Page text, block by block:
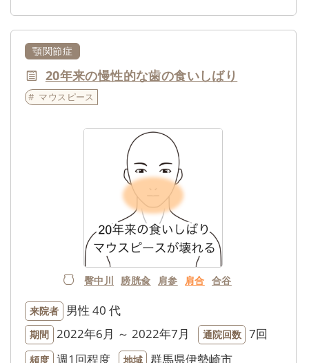
顎関節症
20年来の慢性的な歯の食いしばり
マウスピース
臀中川 膀胱兪 肩参 肩合 合谷
来院者 男性 40 代
期間 2022年6月 ～ 2022年7月 通院回数 7回
頻度 週1回程度 地域 群馬県伊勢崎市